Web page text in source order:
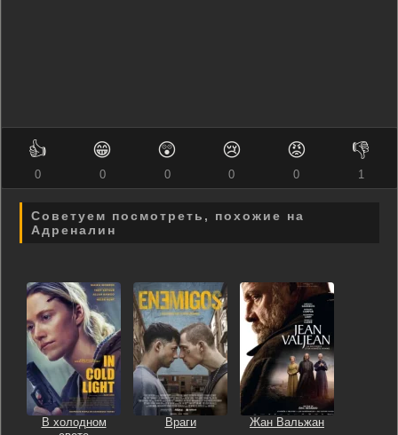
👍
0
😁
0
😲
0
😢
0
😡
0
👎
1
Советуем посмотреть, похожие на
Адреналин
В холодном
Враги Жан Вальжан